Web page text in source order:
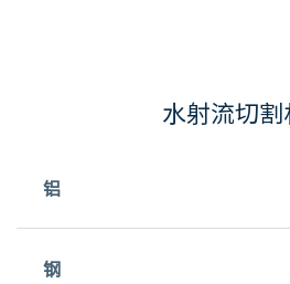
水射流切
铝
钢